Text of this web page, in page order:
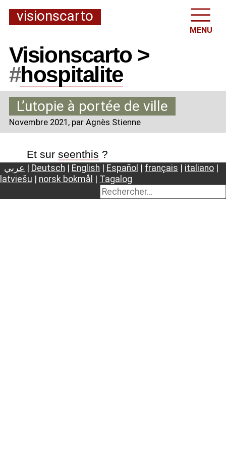
visionscarto
MENU
Visionscarto >
#hospitalite
L’utopie à portée de ville
Novembre 2021 , par Agnès Stienne
Et sur seenthis ?
عربي Deutsch English Español français italiano
latviešu
norsk bokmål Tagalog